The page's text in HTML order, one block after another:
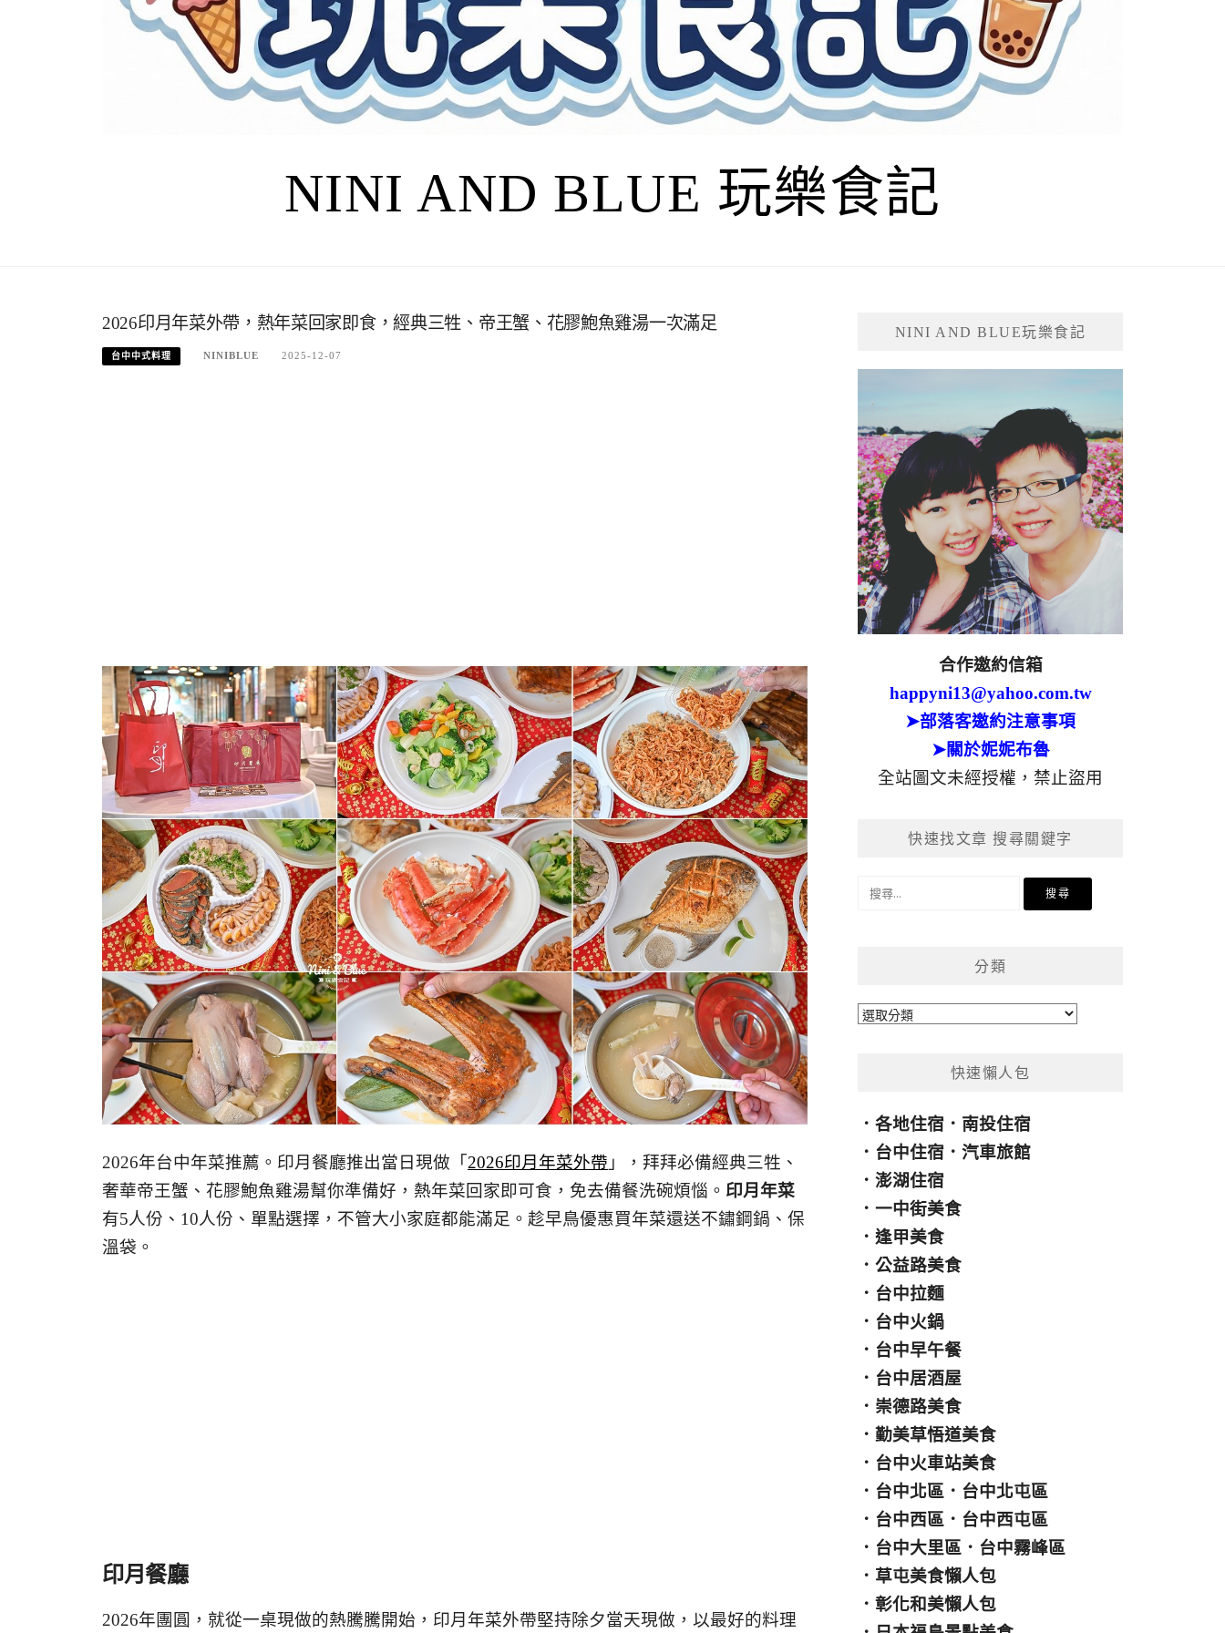
NINI AND BLUE 玩樂食記
2026印月年菜外帶，熱年菜回家即食，經典三牲、帝王蟹、花膠鮑魚雞湯一次滿足
台中中式料理 NINIBLUE 2025-12-07
2026年台中年菜推薦。 印月餐廳推出當日現做「2026印月年菜外帶 」，拜拜必備經典三牲、
奢華帝王蟹、花膠鮑魚雞湯幫你準備好，熱年菜回家即可食，免去備餐洗碗煩惱。 印月年菜
有5人份、10人份、單點選擇，不管大小家庭都能滿足。趁早鳥優惠買年菜還送不鏽鋼鍋、保
溫袋。
印月餐廳
2026年團圓，就從一桌現做的熱騰騰開始， 印月年菜外帶堅持除夕當天現做， 以最好的料理
NINI AND BLUE玩樂食記
合作邀約信箱
happyni13@yahoo.com.tw
➤部落客邀約注意事項
➤關於妮妮布魯
全站圖文未經授權，禁止盜用
快速找文章 搜尋關鍵字
分類
分
快速懶人包
．各地住宿 ． 南投住宿
． 台中住宿 ．汽車旅館
．澎湖住宿
．一中街美食
．逢甲美食
．公益路美食
． 台中拉麵
． 台中火鍋
． 台中早午餐
． 台中居酒屋
． 崇德路美食
．勤美草悟道美食
． 台中火車站美食
． 台中北區 ． 台中北屯區
． 台中西區 ． 台中西屯區
． 台中大里區 ． 台中霧峰區
． 草屯美食懶人包
．彰化和美懶人包